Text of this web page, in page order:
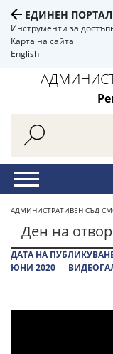
ЕДИНЕН
Инструменти за
Карта на сайта
English
АДМИНИСТРАТИВЕН СЪД
Ден на
ДАТА НА
ЮНИ 2020